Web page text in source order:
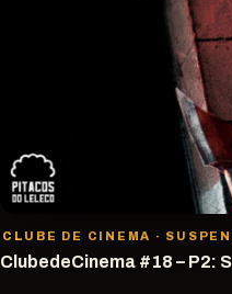
CLUBE DE CINEMA ·
ClubedeCinema #18 – P2: